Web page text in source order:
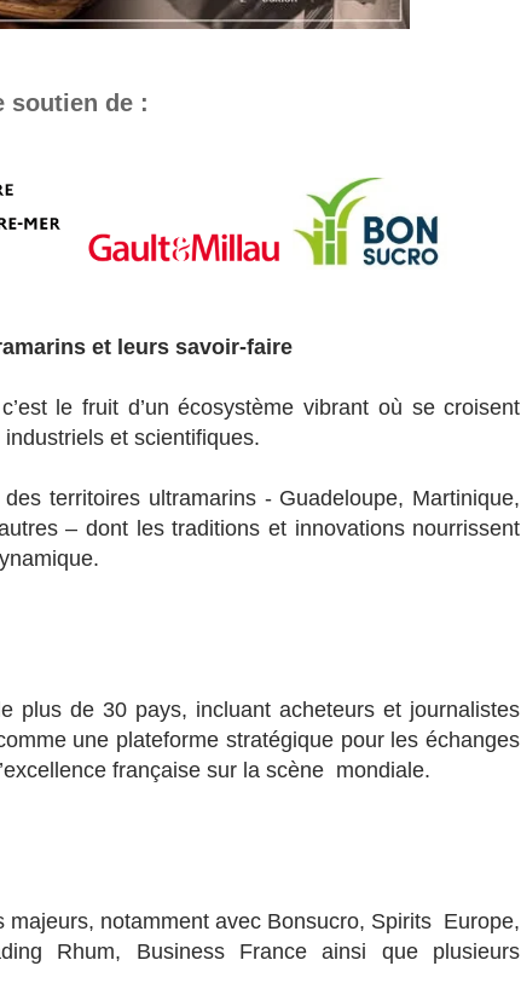
soutien de :
et leurs savoir-faire
le fruit d’un écosystème vibrant où se croisent
et scientifiques.
territoires ultramarins - Guadeloupe, Martinique,
– dont les traditions et innovations nourrissent
plus de 30 pays, incluant acheteurs et journalistes
une plateforme stratégique pour les échanges
française sur la scène mondiale.
majeurs, notamment avec Bonsucro, Spirits Europe,
Rhum, Business France ainsi que plusieurs